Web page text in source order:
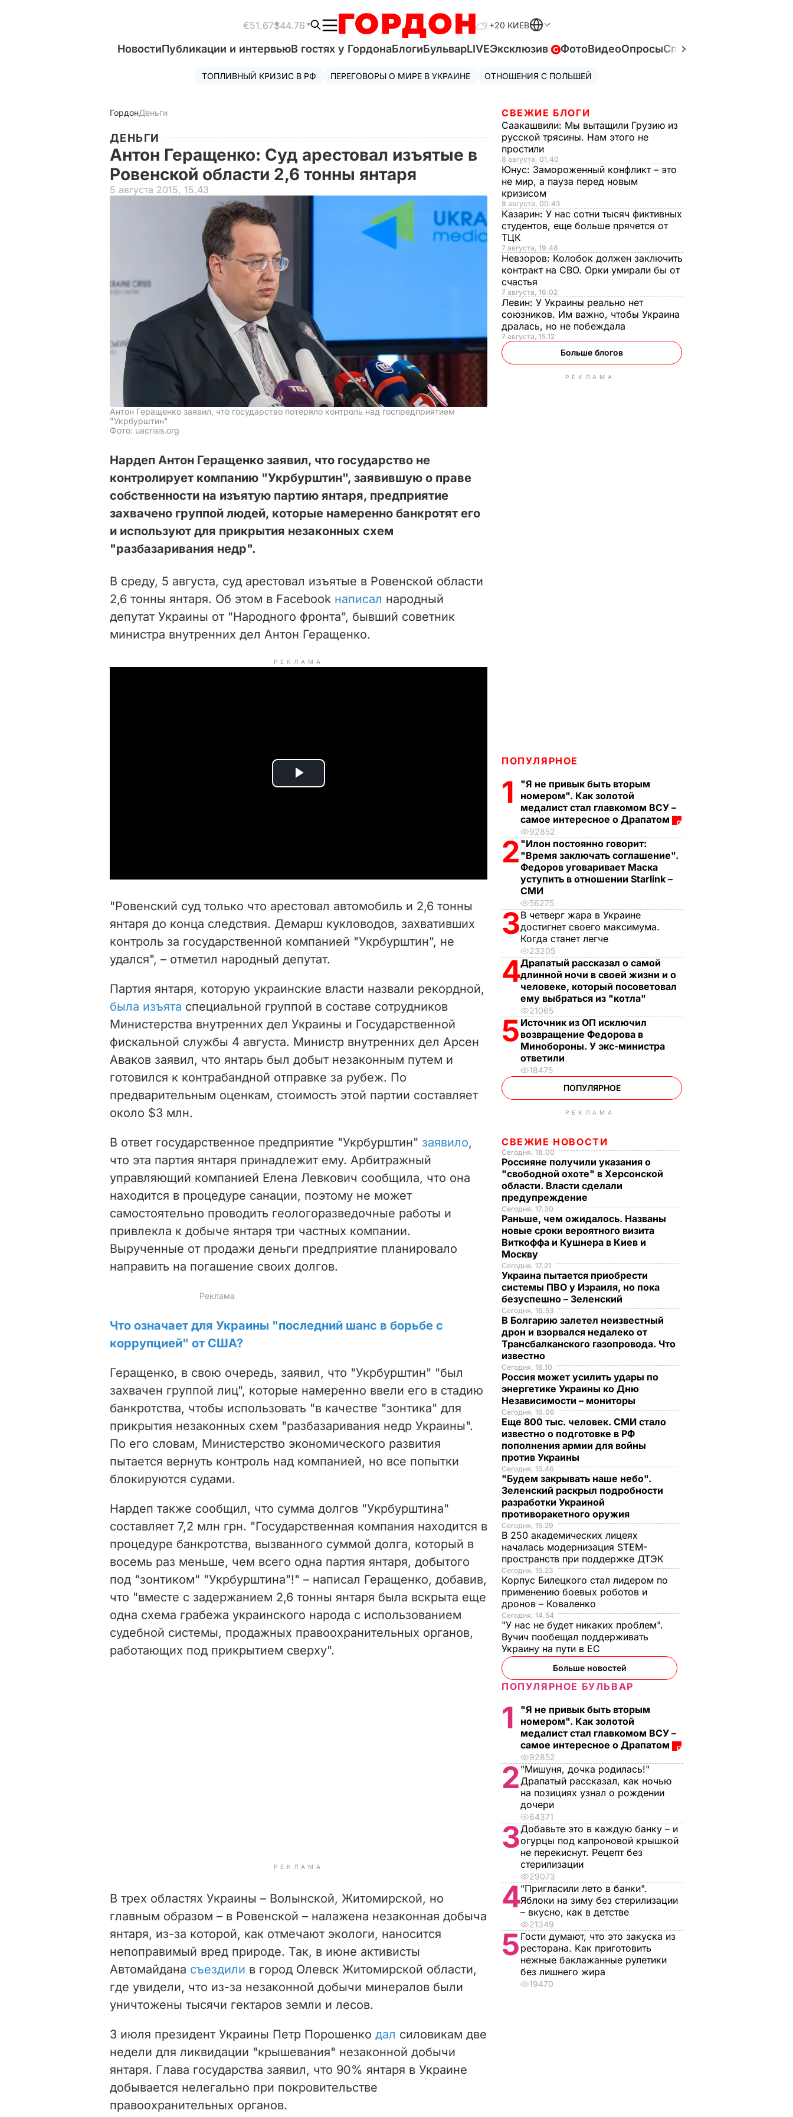
€51.67$44.76 +20 КИЕВ
НовостиПубликации и интервьюВ гостях у ГордонаБлогиБульварLIVEЭксклюзив ФотоВидеоОпросыСпецпроекты
ТОПЛИВНЫЙ КРИЗИС В РФ ПЕРЕГОВОРЫ О МИРЕ В УКРАИНЕ ОТНОШЕНИЯ С ПОЛЬШЕЙ
ГордонДеньги
ДЕНЬГИ
Антон Геращенко: Суд арестовал изъятые в
Ровенской области 2,6 тонны янтаря
5 августа 2015, 15.43
Антон Геращенко заявил, что государство потеряло контроль над госпредприятием
"Укрбурштин"
Фото: uacrisis.org
Нардеп Антон Геращенко заявил, что государство не
контролирует компанию "Укрбурштин", заявившую о праве
собственности на изъятую партию янтаря, предприятие
захвачено группой людей, которые намеренно банкротят его
и используют для прикрытия незаконных схем
"разбазаривания недр".
В среду, 5 августа, суд арестовал изъятые в Ровенской области
2,6 тонны янтаря. Об этом в Facebook написал народный
депутат Украины от "Народного фронта", бывший советник
министра внутренних дел Антон Геращенко.
РЕКЛАМА
P
i
d
e
o
"Ровенский суд только что арестовал автомобиль и 2,6 тонны
янтаря до конца следствия. Демарш кукловодов, захвативших
контроль за государственной компанией "Укрбурштин", не
удался", – отметил народный депутат.
Партия янтаря, которую украинские власти назвали рекордной,
была изъята специальной группой в составе сотрудников
Министерства внутренних дел Украины и Государственной
фискальной службы 4 августа. Министр внутренних дел Арсен
Аваков заявил, что янтарь был добыт незаконным путем и
готовился к контрабандной отправке за рубеж. По
предварительным оценкам, стоимость этой партии составляет
около $3 млн.
В ответ государственное предприятие "Укрбурштин" заявило,
что эта партия янтаря принадлежит ему. Арбитражный
управляющий компанией Елена Левкович сообщила, что она
находится в процедуре санации, поэтому не может
самостоятельно проводить геологоразведочные работы и
привлекла к добыче янтаря три частных компании.
Вырученные от продажи деньги предприятие планировало
направить на погашение своих долгов.
Что означает для Украины "последний шанс в борьбе с
коррупцией" от США?
Геращенко, в свою очередь, заявил, что "Укрбурштин" "был
захвачен группой лиц", которые намеренно ввели его в стадию
банкротства, чтобы использовать "в качестве "зонтика" для
прикрытия незаконных схем "разбазаривания недр Украины".
По его словам, Министерство экономического развития
пытается вернуть контроль над компанией, но все попытки
блокируются судами.
Нардеп также сообщил, что сумма долгов "Укрбурштина"
составляет 7,2 млн грн. "Государственная компания находится в
процедуре банкротства, вызванного суммой долга, который в
восемь раз меньше, чем всего одна партия янтаря, добытого
под "зонтиком" "Укрбурштина"!" – написал Геращенко, добавив,
что "вместе с задержанием 2,6 тонны янтаря была вскрыта еще
одна схема грабежа украинского народа с использованием
судебной системы, продажных правоохранительных органов,
работающих под прикрытием сверху".
РЕКЛАМА
В трех областях Украины – Волынской, Житомирской, но
главным образом – в Ровенской – налажена незаконная добыча
янтаря, из-за которой, как отмечают экологи, наносится
непоправимый вред природе. Так, в июне активисты
Автомайдана съездили в город Олевск Житомирской области,
где увидели, что из-за незаконной добычи минералов были
уничтожены тысячи гектаров земли и лесов.
3 июля президент Украины Петр Порошенко дал силовикам две
недели для ликвидации "крышевания" незаконной добычи
янтаря. Глава государства заявил, что 90% янтаря в Украине
добывается нелегально при покровительстве
правоохранительных органов.
СВЕЖИЕ БЛОГИ
Саакашвили: Мы вытащили Грузию из
русской трясины. Нам этого не
простили
8 августа, 01.40
Юнус: Замороженный конфликт – это
не мир, а пауза перед новым
кризисом
8 августа, 00.43
Казарин: У нас сотни тысяч фиктивных
студентов, еще больше прячется от
ТЦК
7 августа, 19.48
Невзоров: Колобок должен заключить
контракт на СВО. Орки умирали бы от
счастья
7 августа, 16.02
Левин: У Украины реально нет
союзников. Им важно, чтобы Украина
дралась, но не побеждала
7 августа, 15.12
Больше блогов
РЕКЛАМА
ПОПУЛЯРНОЕ
1
"Я не привык быть вторым
номером". Как золотой
медалист стал главкомом ВСУ –
самое интересное о Драпатом
92852
2 "Илон постоянно говорит:
"Время заключать соглашение".
Федоров уговаривает Маска
уступить в отношении Starlink –
СМИ
56275
3В четверг жара в Украине
достигнет своего максимума.
Когда станет легче
23205
4Драпатый рассказал о самой
длинной ночи в своей жизни и о
человеке, который посоветовал
ему выбраться из "котла"
21065
5 Источник из ОП исключил
возвращение Федорова в
Минобороны. У экс-министра
ответили
18475
ПОПУЛЯРНОЕ
РЕКЛАМА
СВЕЖИЕ НОВОСТИ
Сегодня, 18.00
Россияне получили указания о
"свободной охоте" в Херсонской
области. Власти сделали
предупреждение
Сегодня, 17.30
Раньше, чем ожидалось. Названы
новые сроки вероятного визита
Виткоффа и Кушнера в Киев и
Москву
Сегодня, 17.21
Украина пытается приобрести
системы ПВО у Израиля, но пока
безуспешно – Зеленский
Сегодня, 16.53
В Болгарию залетел неизвестный
дрон и взорвался недалеко от
Трансбалканского газопровода. Что
известно
Сегодня, 16.10
Россия может усилить удары по
энергетике Украины ко Дню
Независимости – мониторы
Сегодня, 16.06
Еще 800 тыс. человек. СМИ стало
известно о подготовке в РФ
пополнения армии для войны
против Украины
Сегодня, 15.46
"Будем закрывать наше небо".
Зеленский раскрыл подробности
разработки Украиной
противоракетного оружия
Сегодня, 15.29
В 250 академических лицеях
началась модернизация STEM-
пространств при поддержке ДТЭК​
Сегодня, 15.23
Корпус Билецкого стал лидером по
применению боевых роботов и
дронов – Коваленко
Сегодня, 14.54
"У нас не будет никаких проблем".
Вучич пообещал поддерживать
Украину на пути в ЕС
Больше новостей
ПОПУЛЯРНОЕ БУЛЬВАР
1
"Я не привык быть вторым
номером". Как золотой
медалист стал главкомом ВСУ –
самое интересное о Драпатом
92852
2 "Мишуня, дочка родилась!"
Драпатый рассказал, как ночью
на позициях узнал о рождении
дочери
64371
3Добавьте это в каждую банку – и
огурцы под капроновой крышкой
не перекиснут. Рецепт без
стерилизации
29073
4"Пригласили лето в банки".
Яблоки на зиму без стерилизации
– вкусно, как в детстве
21349
5 Гости думают, что это закуска из
ресторана. Как приготовить
нежные баклажанные рулетики
без лишнего жира
19470